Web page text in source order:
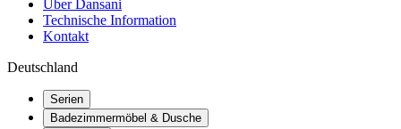
Über Dansani
Technische Information
Kontakt
Deutschland
Serien
Badezimmermöbel & Dusche